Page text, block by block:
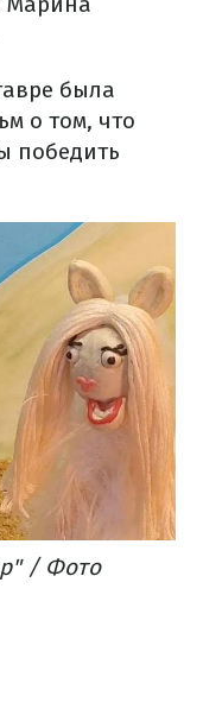
была
о том, что
победить
/ Фото